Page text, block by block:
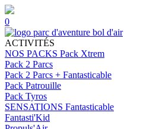
0
ACTIVITÉS
NOS PACKS Pack Xtrem
Pack 2 Parcs
Pack 2 Parcs + Fantasticable
Pack Patrouille
Pack Tyros
SENSATIONS Fantasticable
Fantasti'Kid